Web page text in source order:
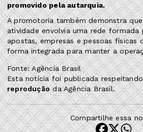
promovido pela autarquia.
A promotoria também demonstra
atividade envolvia uma rede
apostas, empresas e pessoas físicas
forma integrada para manter a
Fonte: Agência Brasil
Esta notícia foi publicada
reproduçãoda Agência Brasil.
Compartilhe essa